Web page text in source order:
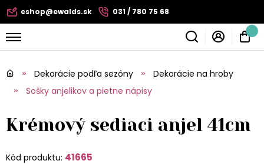
eshop@ewalds.sk 031 / 780 75 68
Dekorácie podľa sezóny
Dekorácie na hroby
Sošky anjelikov a pietne nápisy
Krémový sediaci anjel 41cm
Kód produktu: 41665